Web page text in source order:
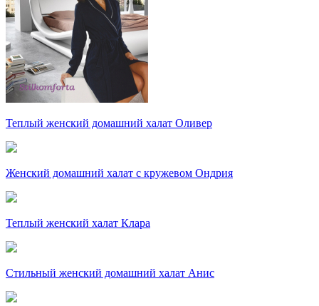
Теплый женский домашний халат Оливер
Женский домашний халат с кружевом Ондрия
Теплый женский халат Клара
Стильный женский домашний халат Анис